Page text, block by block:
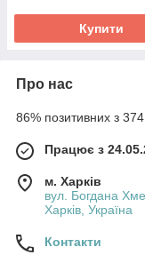
Купити
Про нас
86% позитивних з 374
Працює з
м. Харків
вул. Богдана
Харків, Україна
Контакти